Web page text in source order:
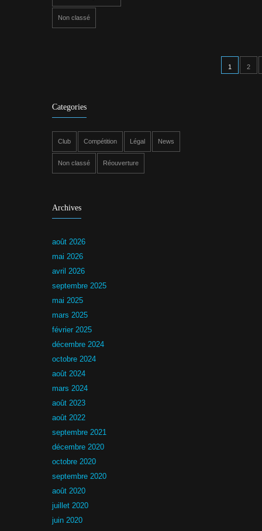
Non classé
1 2
Categories
Club Compétition Légal News
Non classé Réouverture
Archives
août 2026
mai 2026
avril 2026
septembre 2025
mai 2025
mars 2025
février 2025
décembre 2024
octobre 2024
août 2024
mars 2024
août 2023
août 2022
septembre 2021
décembre 2020
octobre 2020
septembre 2020
août 2020
juillet 2020
juin 2020